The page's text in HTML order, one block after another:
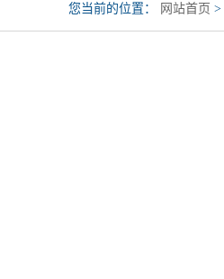
您当前的位置： 网站首页 >